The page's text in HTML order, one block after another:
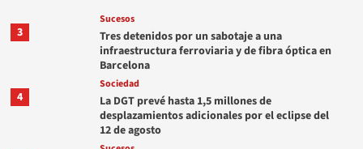
3
Sucesos
Tres detenidos por un sabotaje a una
infraestructura ferroviaria y de fibra óptica en
Barcelona
4
Sociedad
La DGT prevé hasta 1,5 millones de
desplazamientos adicionales por el eclipse del
12 de agosto